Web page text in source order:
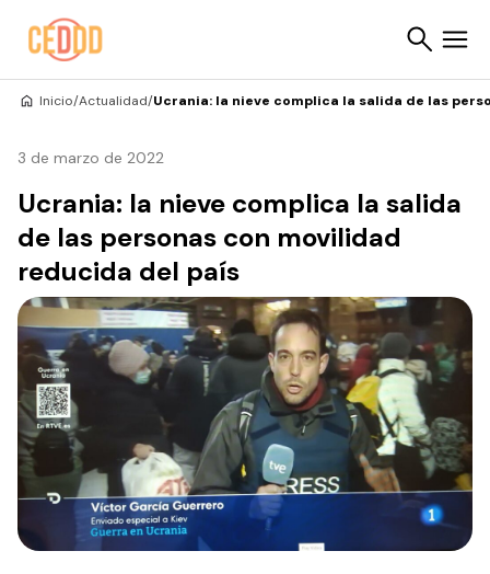
Inicio/Actualidad/Ucrania: la nieve complica la salida de las
3 de marzo de 2022
Ucrania: la nieve complica la salida
de las personas con movilidad
reducida del país